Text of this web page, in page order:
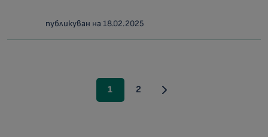
публикуван на 18.02.2025
1 2